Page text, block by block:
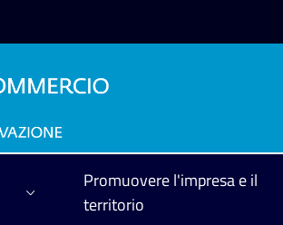
Promuovere l'impresa e il
territorio